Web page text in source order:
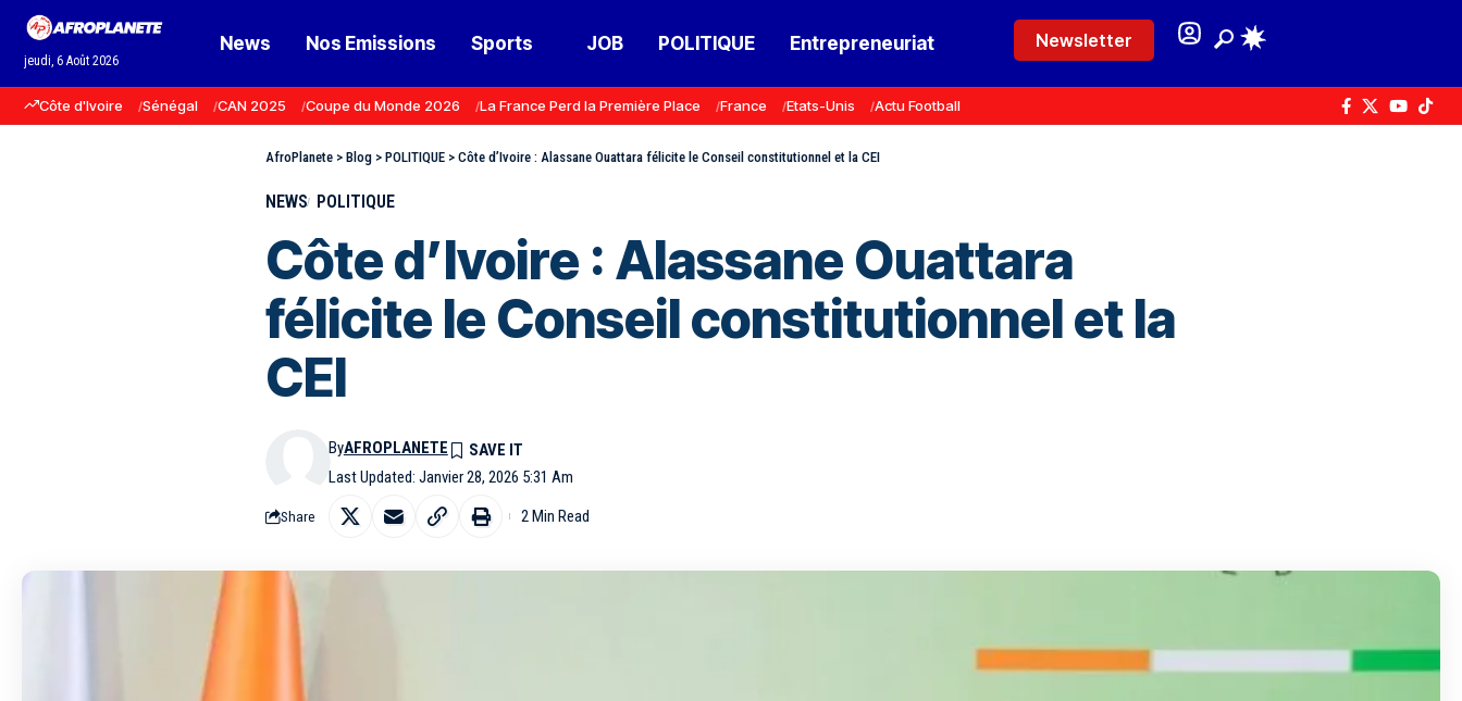
jeudi, 6 Août 2026
News Nos Emissions Sports JOB POLITIQUE Entrepreneuriat Newsletter
Côte d'Ivoire Sénégal CAN 2025 Coupe du Monde 2026 La France Perd la Première Place France Etats-Unis Actu Football
AfroPlanete> Blog> POLITIQUE> Côte d’Ivoire : Alassane Ouattara félicite le Conseil constitutionnel et la CEI
NEWS POLITIQUE
Côte d’Ivoire : Alassane Ouattara
félicite le Conseil constitutionnel et la
CEI
Last Updated: Janvier 28, 2026 5:31 Am
ByAFROPLANETE
Share 2 Min Read